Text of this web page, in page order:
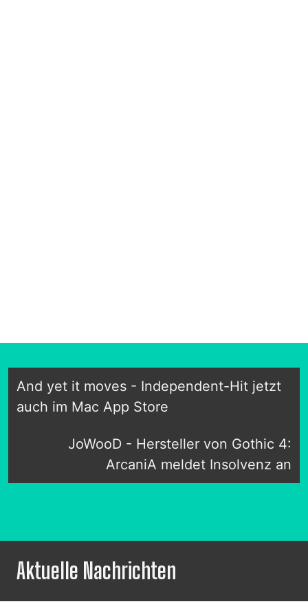
And yet it moves - Independent-Hit jetzt
auch im Mac App Store
JoWooD - Hersteller von Gothic 4:
ArcaniA meldet Insolvenz an
Aktuelle Nachrichten